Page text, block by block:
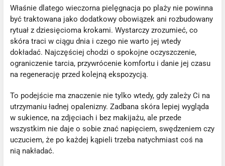
Właśnie dlatego wieczorna pielęgnacja po plaży nie powinna
być traktowana jako dodatkowy obowiązek ani rozbudowany
rytuał z dziesięcioma krokami. Wystarczy zrozumieć, co
skóra traci w ciągu dnia i czego nie warto jej wtedy
dokładać. Najczęściej chodzi o spokojne oczyszczenie,
ograniczenie tarcia, przywrócenie komfortu i danie jej czasu
na regenerację przed kolejną ekspozycją.
To podejście ma znaczenie nie tylko wtedy, gdy zależy Ci na
utrzymaniu ładnej opalenizny. Zadbana skóra lepiej wygląda
w sukience, na zdjęciach i bez makijażu, ale przede
wszystkim nie daje o sobie znać napięciem, swędzeniem czy
uczuciem, że po każdej kąpieli trzeba natychmiast coś na
nią nakładać.